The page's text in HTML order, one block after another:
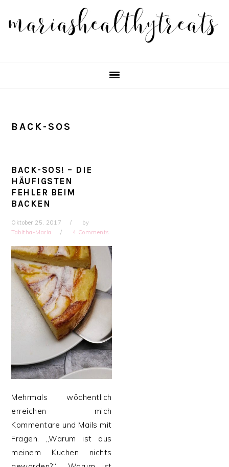
primary
primary
footer
BACK-SOS
BACK-SOS! – DIE
HÄUFIGSTEN
FEHLER BEIM
BACKEN
Oktober 25, 2017
by
Tabitha-Maria
4 Comments
Mehrmals wöchentlich
erreichen mich
Kommentare und Mails mit
Fragen. „Warum ist aus
meinem Kuchen nichts